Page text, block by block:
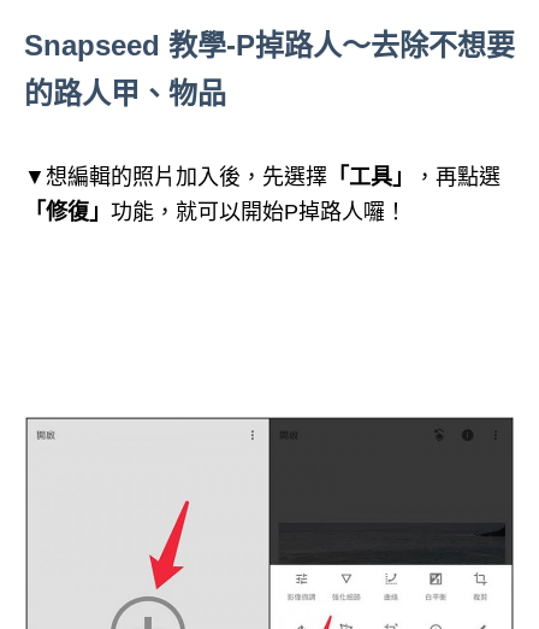
Snapseed 教學-P掉路人～去除不想要
的路人甲、物品
▼想編輯的照片加入後，先選擇 「工具」
，再點選
「修復」 功能，就可以開始P掉路人囉！